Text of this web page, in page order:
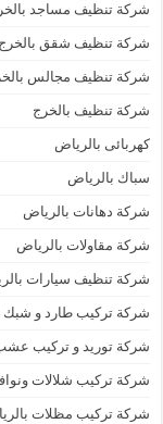
شركة تنظيف مساجد
شركة تنظيف شقق بالخرج
شركة تنظيف مجالس
شركة تنظيف بالخرج
كهربائى بالرياض
سباك بالرياض
شركة دهانات بالرياض
شركة مقاولات بالرياض
شركة تنظيف سيارات
شركة تركيب طارد و شبك
شركة توريد و تركيب
شركة تركيب شلالات
شركة تركيب مظلات